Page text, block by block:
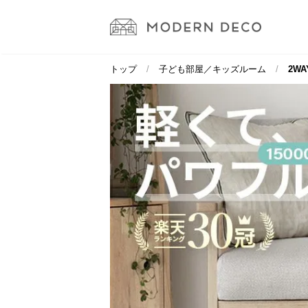
トップ 子ども部屋／キッズルーム